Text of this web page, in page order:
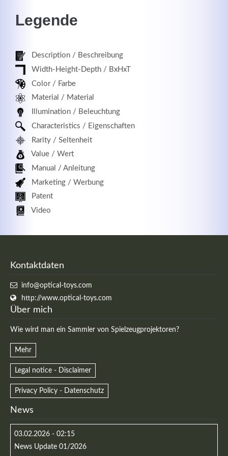
Legende
Description / Beschreibung
Width-Height-Depth / BxHxT
Color / Farbe
Material / Material
Illumination / Beleuchtung
Characteristics / Eigenschaften
Rarity / Seltenheit
Value / Wert
Manual / Anleitung
Marketing / Werbung
Patent
Video
Kontaktdaten
info@optical-toys.com
http://www.optical-toys.com
Über mich
Wie wird man ein Sammler von Spielzeugprojektoren?
Mehr
Legal notice - Disclaimer
Privacy Policy - Datenschutz
News
03.02.2026 - 02:15
News Update 01/2026